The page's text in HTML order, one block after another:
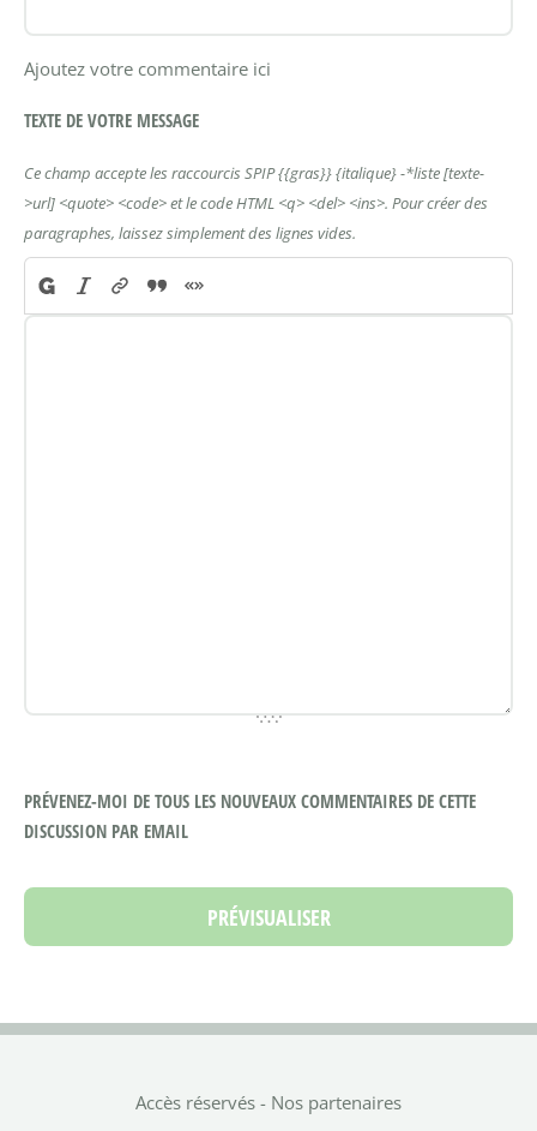
Ajoutez votre commentaire ici
TEXTE DE VOTRE MESSAGE
Ce champ accepte les raccourcis SPIP{{gras}}{italique}-*liste[texte-
>url] <quote> <code>et le code HTML <q> <del> <ins>. Pour créer des
paragraphes, laissez simplement des lignes vides.
PRÉVENEZ-MOI DE TOUS LES NOUVEAUX COMMENTAIRES DE CETTE
DISCUSSION PAR EMAIL
Accès réservés - Nos partenaires